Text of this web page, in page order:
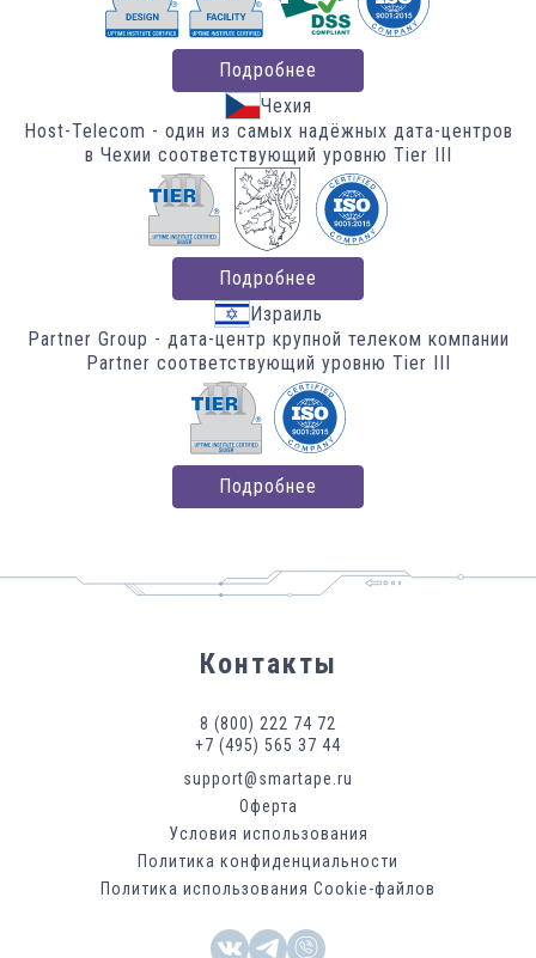
Подробнее
Чехия
Host-Telecom - один из самых надёжных дата-центров
в Чехии соответствующий уровню Tier III
Подробнее
Израиль
Partner Group - дата-центр крупной телеком компании
Partner соответствующий уровню Tier III
Подробнее
Контакты
8 (800) 222 74 72
+7 (495) 565 37 44
support@smartape.ru
Оферта
Условия использования
Политика конфиденциальности
Политика использования Cookie-файлов